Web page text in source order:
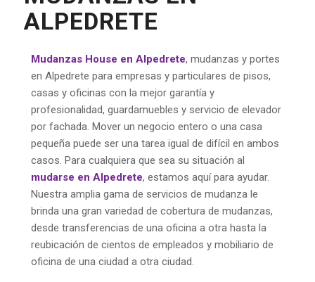
ALPEDRETE
Mudanzas House en Alpedrete, mudanzas y portes
en Alpedrete para empresas y particulares de pisos,
casas y oficinas con la mejor garantía y
profesionalidad, guardamuebles y servicio de elevador
por fachada. Mover un negocio entero o una casa
pequeña puede ser una tarea igual de difícil en ambos
casos. Para cualquiera que sea su situación al
mudarse en Alpedrete, estamos aquí para ayudar.
Nuestra amplia gama de servicios de mudanza le
brinda una gran variedad de cobertura de mudanzas,
desde transferencias de una oficina a otra hasta la
reubicación de cientos de empleados y mobiliario de
oficina de una ciudad a otra ciudad.